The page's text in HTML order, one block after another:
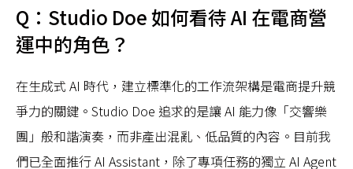
Q：Studio Doe 如何看待 AI 在電商營
運中的角色？
在生成式 AI 時代，建立標準化的工作流架構是電商提升競
爭力的關鍵。Studio Doe 追求的是讓 AI 能力像「交響樂
團」般和諧演奏，而非產出混亂、低品質的內容。目前我
們已全面推行 AI Assistant，除了專項任務的獨立 AI Agent